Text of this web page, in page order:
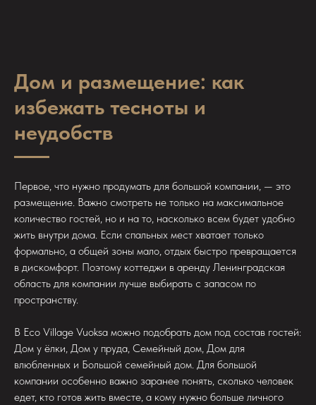
Дом и размещение: как
избежать тесноты и
неудобств
Первое, что нужно продумать для большой компании, — это
размещение. Важно смотреть не только на максимальное
количество гостей, но и на то, насколько всем будет удобно
жить внутри дома. Если спальных мест хватает только
формально, а общей зоны мало, отдых быстро превращается
в дискомфорт. Поэтому коттеджи в аренду Ленинградская
область для компании лучше выбирать с запасом по
пространству.
В Eco Village Vuoksa можно подобрать дом под состав гостей:
Дом у ёлки, Дом у пруда, Семейный дом, Дом для
влюбленных и Большой семейный дом. Для большой
компании особенно важно заранее понять, сколько человек
едет, кто готов жить вместе, а кому нужно больше личного